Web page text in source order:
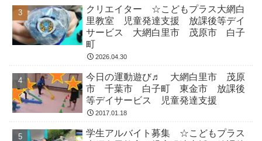
クリエイター ☆こどもプラス大網白
里教室 児童発達支援 放課後等デイ
サービス 大網白里市 茂原市 白子
町
2026.04.30
今日の運動遊び♬ 大網白里市 茂原
市 千葉市 白子町 東金市 放課後
等デイサービス 児童発達支援
2017.01.18
学生アルバイト募集 ☆こどもプラス